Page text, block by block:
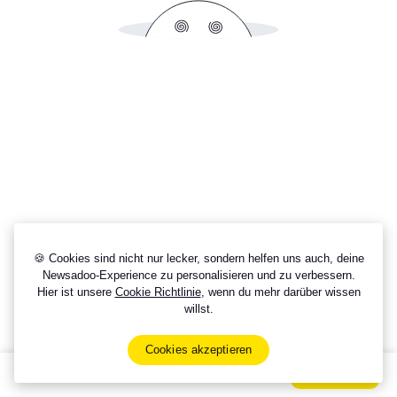
🍪 Cookies sind nicht nur lecker, sondern helfen uns auch, deine
Newsadoo-Experience zu personalisieren und zu verbessern.
Hier ist unsere Cookie Richtlinie, wenn du mehr darüber wissen
willst.
Cookies akzeptieren